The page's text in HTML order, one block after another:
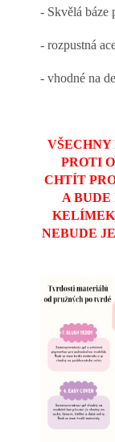
- Skvělá báze
- rozpustná
- vhodné na
PROTI
CHTÍT
A BUDE
KELÍMEK
NEBUDE